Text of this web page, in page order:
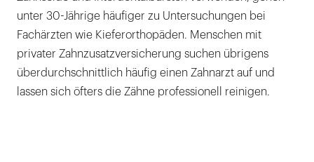
unter 30-Jährige häufiger zu Untersuchungen bei
Fachärzten wie Kieferorthopäden. Menschen mit
privater Zahnzusatzversicherung suchen übrigens
überdurchschnittlich häufig einen Zahnarzt auf und
lassen sich öfters die Zähne professionell reinigen.